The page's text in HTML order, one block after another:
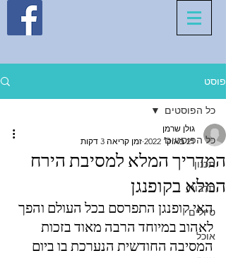
פוסט
כל הפוסטים
תכנון
תרבות
טיולים
אוכל
כל הפוסטים
המדריך המלא למסיבת הירח
המלא בקופנגן
גולן שרמן
21 באוק׳ 2022
זמן קריאה 3 דקות
האי קופנגן התפרסם בכל העולם והפך
לאהוב במיוחד הרבה מאוד בזכות
המסיבה החודשית הנערכת בו ביום